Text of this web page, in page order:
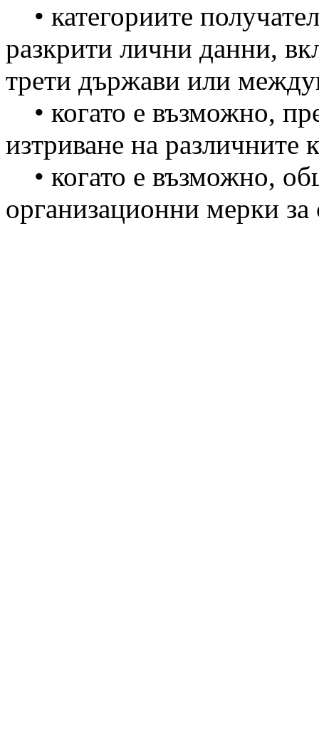
• категориите
разкрити лични данни,
трети държави или
• когато е възможно,
изтриване на различните
• когато е възможно,
организационни мерки за